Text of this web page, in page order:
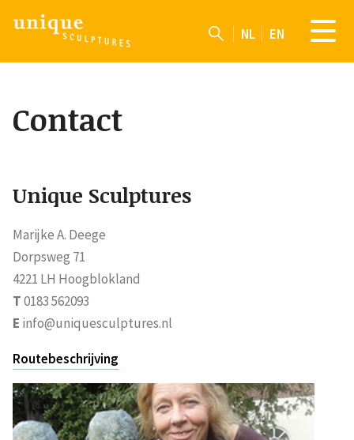
NL EN
Contact
Unique Sculptures
Marijke A. Deege
Dorpsweg 71
4221 LH Hoogblokland
T0183 562093
E info@uniquesculptures.nl
Routebeschrijving